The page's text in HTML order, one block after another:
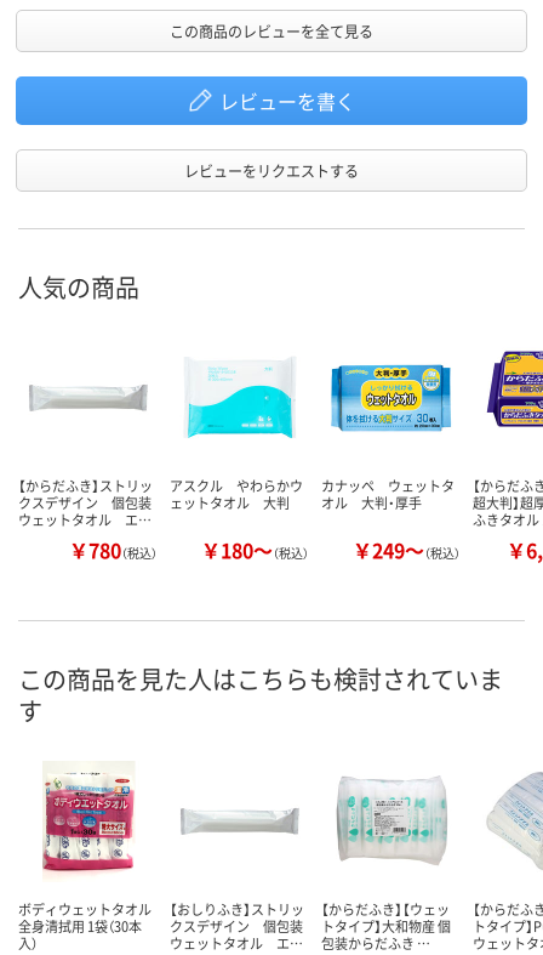
この商品のレビューを全て見る
レビューを書く
レビューをリクエストする
人気の商品
【からだふき】ストリッ
クスデザイン 個包装
ウェットタオル エ…
￥780（税込）
アスクル やわらかウ
ェットタオル 大判
￥180～（税込）
カナッペ ウェットタ
オル 大判・厚手
￥249～（税込）
【からだ
超大判】超
ふきタオ
￥
この商品を見た人はこちらも検討されていま
す
ボディウェットタオル
全身清拭用 1袋（30本
入）
【おしりふき】ストリッ
クスデザイン 個包装
ウェットタオル エ…
【からだふき】【ウェッ
トタイプ】大和物産 個
包装からだふき …
【からだふ
トタイプ】
ウェット